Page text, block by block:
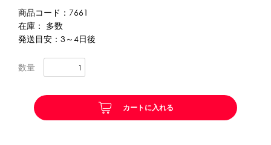
台湾かき氷
フレーバー氷（味つきの氷）
かき氷セット
かき氷イベントセット
利用規約
商品コード：7661
在庫： 多数
発送目安：3～4日後
数量
カートに入れる